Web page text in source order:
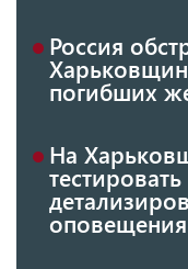
Россия
погибших
На
оповещения